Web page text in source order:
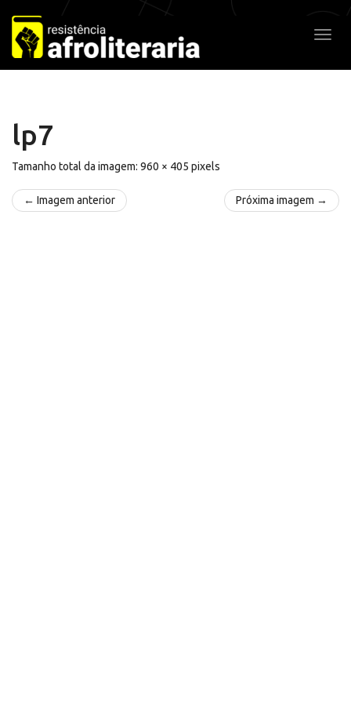
Pular
para
o
conteúdo
lp7
Tamanho total da imagem: 960 × 405 pixels
← Imagem anterior Próxima imagem →